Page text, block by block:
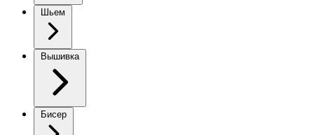
Шьем
Вышивка
Бисер